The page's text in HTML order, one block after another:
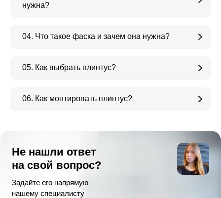
нужна?
04. Что такое фаска и зачем она нужна?
05. Как выбрать плинтус?
06. Как монтировать плинтус?
Не нашли ответ
на свой вопрос?
Задайте его напрямую
нашему специалисту